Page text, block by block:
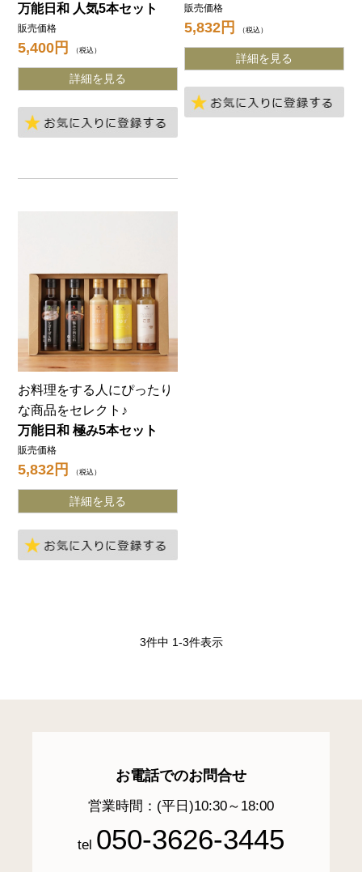
万能日和 人気5本セット
販売価格
5,400 税込
詳細を見る
販売価格
5,832 税込
詳細を見る
お料理をする人にぴったり
な商品をセレクト♪
万能日和 極み5本セット
販売価格
5,832 税込
詳細を見る
3件中 1-3件表示
お電話でのお問合せ
営業時間：(平日)10:30～18:00
tel 050-3626-3445